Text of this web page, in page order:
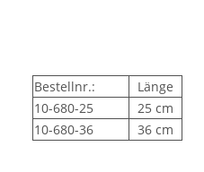
Bestellnr.:
Länge
10-680-25
25 cm
10-680-36
36 cm